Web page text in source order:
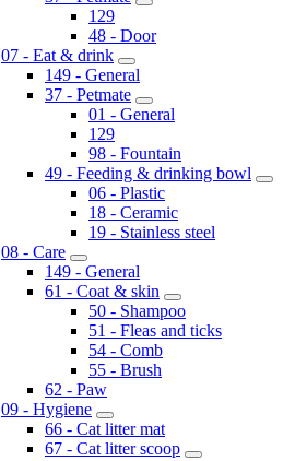
129
48 - Door
07 - Eat & drink
149 - General
37 - Petmate
01 - General
129
98 - Fountain
49 - Feeding & drinking bowl
06 - Plastic
18 - Ceramic
19 - Stainless steel
08 - Care
149 - General
61 - Coat & skin
50 - Shampoo
51 - Fleas and ticks
54 - Comb
55 - Brush
62 - Paw
09 - Hygiene
66 - Cat litter mat
67 - Cat litter scoop